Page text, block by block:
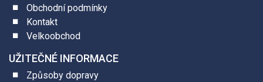
Obchodní podmínky
Kontakt
Velkoobchod
UŽITEČNÉ INFORMACE
Způsoby dopravy